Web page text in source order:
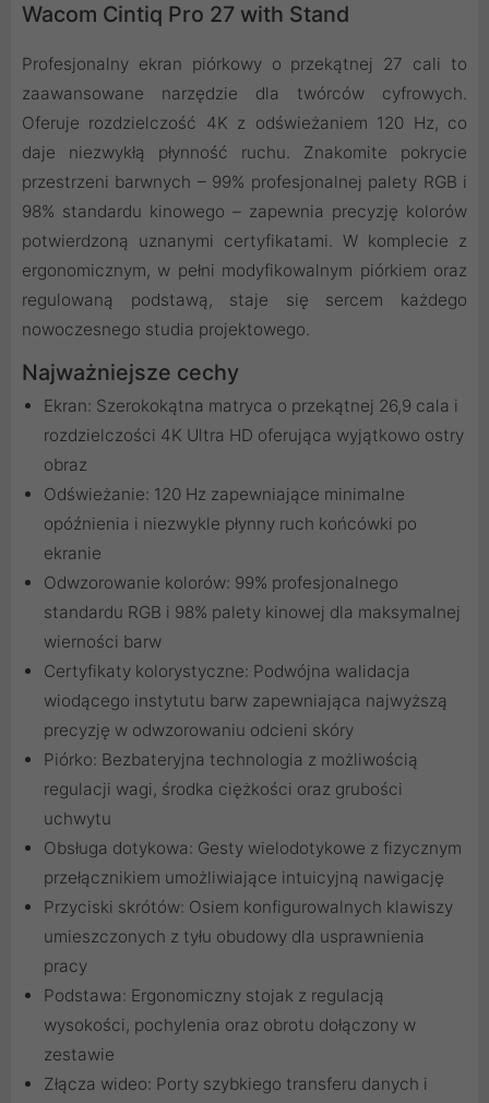
Wacom Cintiq Pro 27 with Stand
Profesjonalny ekran piórkowy o przekątnej 27 cali to
zaawansowane narzędzie dla twórców cyfrowych.
Oferuje rozdzielczość 4K z odświeżaniem 120 Hz, co
daje niezwykłą płynność ruchu. Znakomite pokrycie
przestrzeni barwnych – 99% profesjonalnej palety RGB i
98% standardu kinowego – zapewnia precyzję kolorów
potwierdzoną uznanymi certyfikatami. W komplecie z
ergonomicznym, w pełni modyfikowalnym piórkiem oraz
regulowaną podstawą, staje się sercem każdego
nowoczesnego studia projektowego.
Najważniejsze cechy
Ekran: Szerokokątna matryca o przekątnej 26,9 cala i
rozdzielczości 4K Ultra HD oferująca wyjątkowo ostry
obraz
Odświeżanie: 120 Hz zapewniające minimalne
opóźnienia i niezwykle płynny ruch końcówki po
ekranie
Odwzorowanie kolorów: 99% profesjonalnego
standardu RGB i 98% palety kinowej dla maksymalnej
wierności barw
Certyfikaty kolorystyczne: Podwójna walidacja
wiodącego instytutu barw zapewniająca najwyższą
precyzję w odwzorowaniu odcieni skóry
Piórko: Bezbateryjna technologia z możliwością
regulacji wagi, środka ciężkości oraz grubości
uchwytu
Obsługa dotykowa: Gesty wielodotykowe z fizycznym
przełącznikiem umożliwiające intuicyjną nawigację
Przyciski skrótów: Osiem konfigurowalnych klawiszy
umieszczonych z tyłu obudowy dla usprawnienia
pracy
Podstawa: Ergonomiczny stojak z regulacją
wysokości, pochylenia oraz obrotu dołączony w
zestawie
Złącza wideo: Porty szybkiego transferu danych i